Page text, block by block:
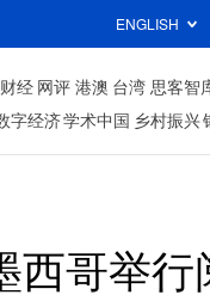
ENGLISH
财经 网评 港澳 台湾 思客智
字经济学术中国 乡村振兴
西哥举行